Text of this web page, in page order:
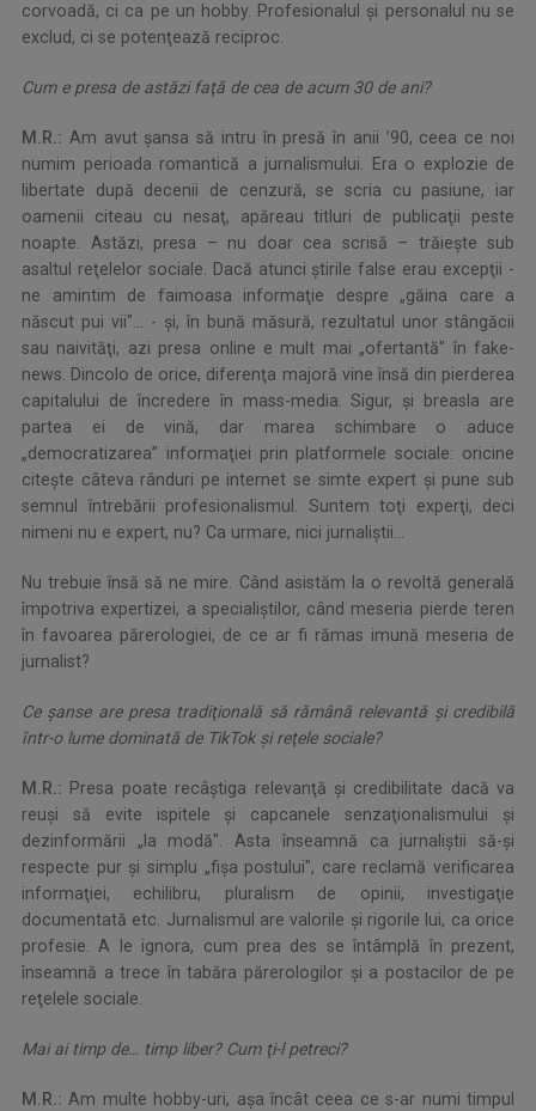
corvoadă, ci ca pe un hobby. Profesionalul şi personalul nu se
exclud, ci se potenţează reciproc.
Cum e presa de astăzi faţă de cea de acum 30 de ani?
M.R.: Am avut şansa să intru în presă în anii ’90, ceea ce noi
numim perioada romantică a jurnalismului. Era o explozie de
libertate după decenii de cenzură, se scria cu pasiune, iar
oamenii citeau cu nesaţ, apăreau titluri de publicaţii peste
noapte. Astăzi, presa – nu doar cea scrisă – trăieşte sub
asaltul reţelelor sociale. Dacă atunci ştirile false erau excepţii -
ne amintim de faimoasa informaţie despre „găina care a
născut pui vii"... - şi, în bună măsură, rezultatul unor stângăcii
sau naivităţi, azi presa online e mult mai „ofertantă" în fake-
news. Dincolo de orice, diferenţa majoră vine însă din pierderea
capitalului de încredere în mass-media. Sigur, şi breasla are
partea ei de vină, dar marea schimbare o aduce
„democratizarea” informaţiei prin platformele sociale: oricine
citeşte câteva rânduri pe internet se simte expert şi pune sub
semnul întrebării profesionalismul. Suntem toţi experţi, deci
nimeni nu e expert, nu? Ca urmare, nici jurnaliştii...
Nu trebuie însă să ne mire. Când asistăm la o revoltă generală
împotriva expertizei, a specialiştilor, când meseria pierde teren
în favoarea părerologiei, de ce ar fi rămas imună meseria de
jurnalist?
Ce şanse are presa tradiţională să rămână relevantă şi credibilă
într-o lume dominată de TikTok şi reţele sociale?
M.R.: Presa poate recâştiga relevanţă şi credibilitate dacă va
reuşi să evite ispitele şi capcanele senzaţionalismului şi
dezinformării „la modă". Asta înseamnă ca jurnaliştii să-şi
respecte pur şi simplu „fişa postului", care reclamă verificarea
informaţiei, echilibru, pluralism de opinii, investigaţie
documentată etc. Jurnalismul are valorile şi rigorile lui, ca orice
profesie. A le ignora, cum prea des se întâmplă în prezent,
înseamnă a trece în tabăra părerologilor şi a postacilor de pe
reţelele sociale.
Mai ai timp de… timp liber? Cum ţi-l petreci?
M.R.: Am multe hobby-uri, aşa încât ceea ce s-ar numi timpul